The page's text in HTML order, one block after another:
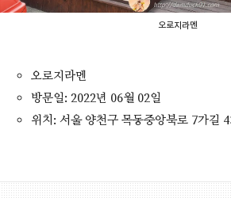
오로지라멘
오로지라멘
방문일: 2022년 06월 02일
위치: 서울 양천구 목동중앙북로 7가길